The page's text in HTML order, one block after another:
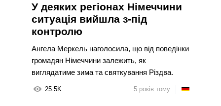
У деяких регіонах Німеччини
ситуація вийшла з-під
контролю
Ангела Меркель наголосила, що від поведінки
громадян Німеччини залежить, як
виглядатиме зима та святкування Різдва.
25.5K 5 років тому